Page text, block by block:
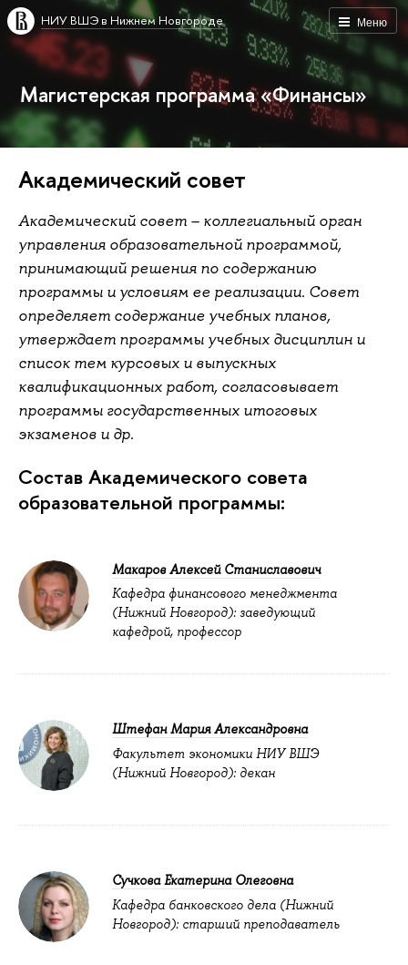
Меню
НИУ ВШЭ в Нижнем Новгороде
Магистерская программа «Финансы»
Академический совет
Академический совет – коллегиальный орган
управления образовательной программой,
принимающий решения по содержанию
программы и условиям ее реализации. Совет
определяет содержание учебных планов,
утверждает программы учебных дисциплин и
список тем курсовых и выпускных
квалификационных работ, согласовывает
программы государственных итоговых
экзаменов и др.
Состав Академического совета
образовательной программы:
Макаров Алексей Станиславович
Кафедра финансового менеджмента
(Нижний Новгород): заведующий
кафедрой, профессор
Штефан Мария Александровна
Факультет экономики НИУ ВШЭ
(Нижний Новгород): декан
Сучкова Екатерина Олеговна
Кафедра банковского дела (Нижний
Новгород): старший преподаватель